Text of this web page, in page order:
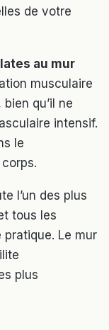
de votre
au mur
musculaire
qu’il ne
intensif.
le
l’un des plus
tous les
pratique. Le mur
plus